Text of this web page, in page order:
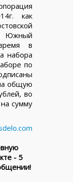
как
Южный
в
набора
по
общую
во
сумму
- 5